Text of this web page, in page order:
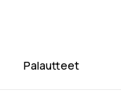
Palautteet